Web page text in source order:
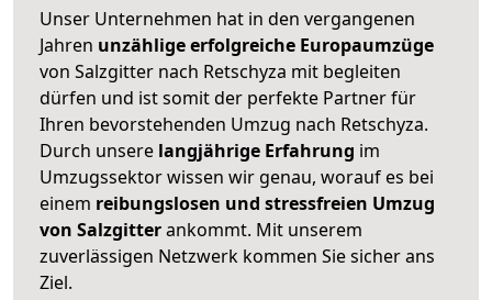
Unser Unternehmen hat in den vergangenen
Jahren unzählige erfolgreiche Europaumzüge
von Salzgitter nach Retschyza mit begleiten
dürfen und ist somit der perfekte Partner für
Ihren bevorstehenden Umzug nach Retschyza.
Durch unsere langjährige Erfahrung im
Umzugssektor wissen wir genau, worauf es bei
einem reibungslosen und stressfreien Umzug
von Salzgitterankommt. Mit unserem
zuverlässigen Netzwerk kommen Sie sicher ans
Ziel.